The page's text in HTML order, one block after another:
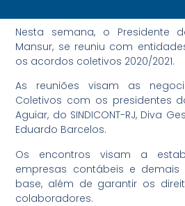
Nesta semana, o Presidente
Mansur, se reuniu com
os acordos coletivos 2020/2021.
As reuniões visam as
Coletivos com os presidentes do
Aguiar, do SINDICONT-RJ, Diva
Eduardo Barcelos.
Os encontros visam a
empresas contábeis e
base, além de garantir os
colaboradores.